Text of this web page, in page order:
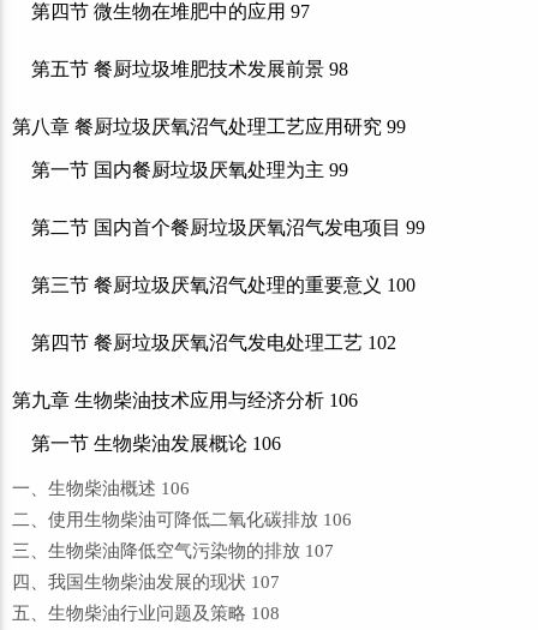
第四节 微生物在堆肥中的应用 97
第五节 餐厨垃圾堆肥技术发展前景 98
第八章 餐厨垃圾厌氧沼气处理工艺应用研究 99
第一节 国内餐厨垃圾厌氧处理为主 99
第二节 国内首个餐厨垃圾厌氧沼气发电项目 99
第三节 餐厨垃圾厌氧沼气处理的重要意义 100
第四节 餐厨垃圾厌氧沼气发电处理工艺 102
第九章 生物柴油技术应用与经济分析 106
第一节 生物柴油发展概论 106
一、生物柴油概述 106
二、使用生物柴油可降低二氧化碳排放 106
三、生物柴油降低空气污染物的排放 107
四、我国生物柴油发展的现状 107
五、生物柴油行业问题及策略 108